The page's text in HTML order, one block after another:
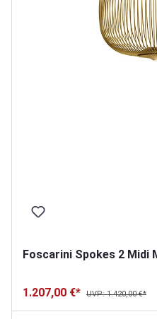
Foscarini Spokes 2 Midi
1.207,00 €* UVP: 1.420,00 €*